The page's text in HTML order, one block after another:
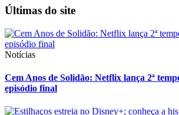
Últimas do site
Notícias
Cem Anos de Solidão: Netflix lança 2ª
episódio final